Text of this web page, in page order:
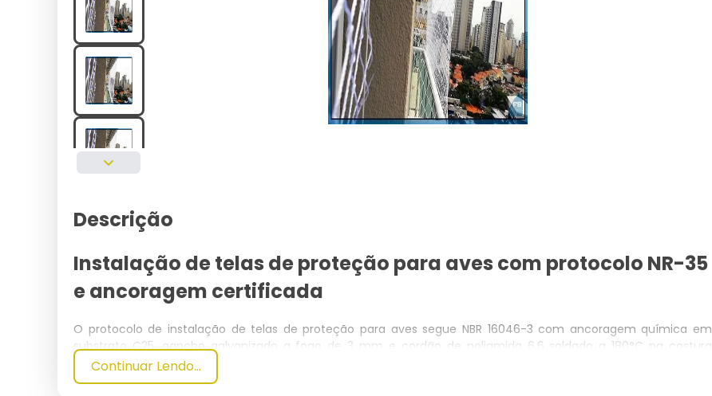
Descrição
Instalação de telas de proteção para aves com protocolo NR-35
e ancoragem certificada
O protocolo de instalação de telas de proteção para aves segue NBR 16046-3 com ancoragem química em
substrato C25, gancho galvanizado a fogo de 3 mm e cordão de poliamida 6.6 soldado a 180°C na costura
perimetral.
Continuar Lendo...